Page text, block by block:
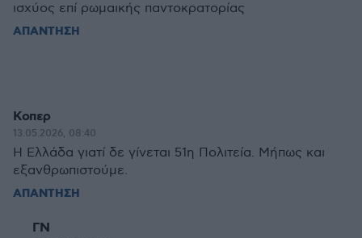
ισχύος επί ρωμαικής παντοκρατορίας
ΑΠΑΝΤΗΣΗ
Κοπερ
13.05.2026, 08:40
Η Ελλάδα γιατί δε γίνεται 51η Πολιτεία. Μήπως και
εξανθρωπιστούμε.
ΑΠΑΝΤΗΣΗ
ΓΝ